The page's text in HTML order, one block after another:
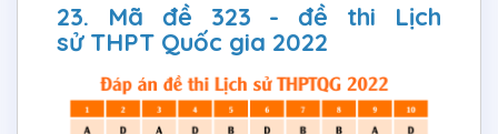
23. Mã đề 323 - đề thi Lịch
sử THPT Quốc gia 2022